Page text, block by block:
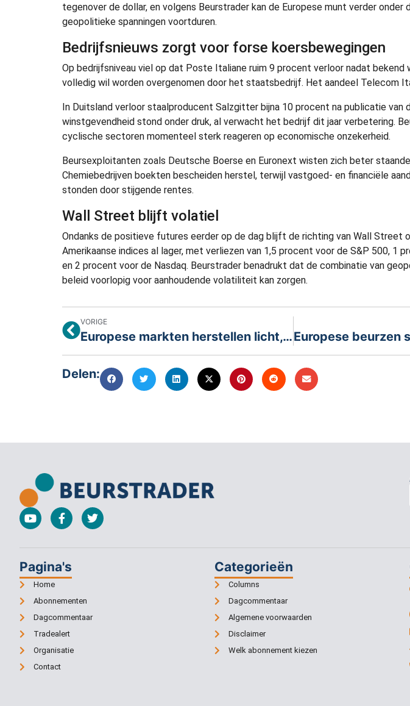
tegenover de dollar, en volgens Beurstrader kan de Europese munt verder onder
geopolitieke spanningen voortduren.
Bedrijfsnieuws zorgt voor forse koersbewegingen
Op bedrijfsniveau viel op dat Poste Italiane ruim 9 procent verloor nadat
volledig wil worden overgenomen door het staatsbedrijf. Het aandeel Telecom
In Duitsland verloor staalproducent Salzgitter bijna 10 procent na publicatie van
winstgevendheid stond onder druk, al verwacht het bedrijf dit jaar verbetering.
cyclische sectoren momenteel sterk reageren op economische onzekerheid.
Beursexploitanten zoals Deutsche Boerse en Euronext wisten zich beter
Chemiebedrijven boekten bescheiden herstel, terwijl vastgoed- en financiële
stonden door stijgende rentes.
Wall Street blijft volatiel
Ondanks de positieve futures eerder op de dag blijft de richting van Wall Street
Amerikaanse indices al lager, met verliezen van 1,5 procent voor de S&P 500, 1
en 2 procent voor de Nasdaq. Beurstrader benadrukt dat de combinatie van
beleid voorlopig voor aanhoudende volatiliteit kan zorgen.
VORIGE
Europese markten herstellen licht, maar onzekerheid blijft dominant
Delen:
Pagina's
Home
Abonnementen
Dagcommentaar
Tradealert
Organisatie
Contact
Categorieën
Columns
Dagcommentaar
Algemene voorwaarden
Disclaimer
Welk abonnement kiezen